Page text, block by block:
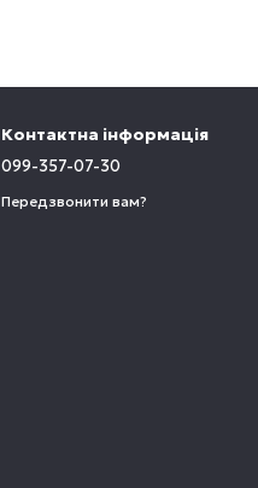
Контактна інформація
099-357-07-30
Передзвонити вам?